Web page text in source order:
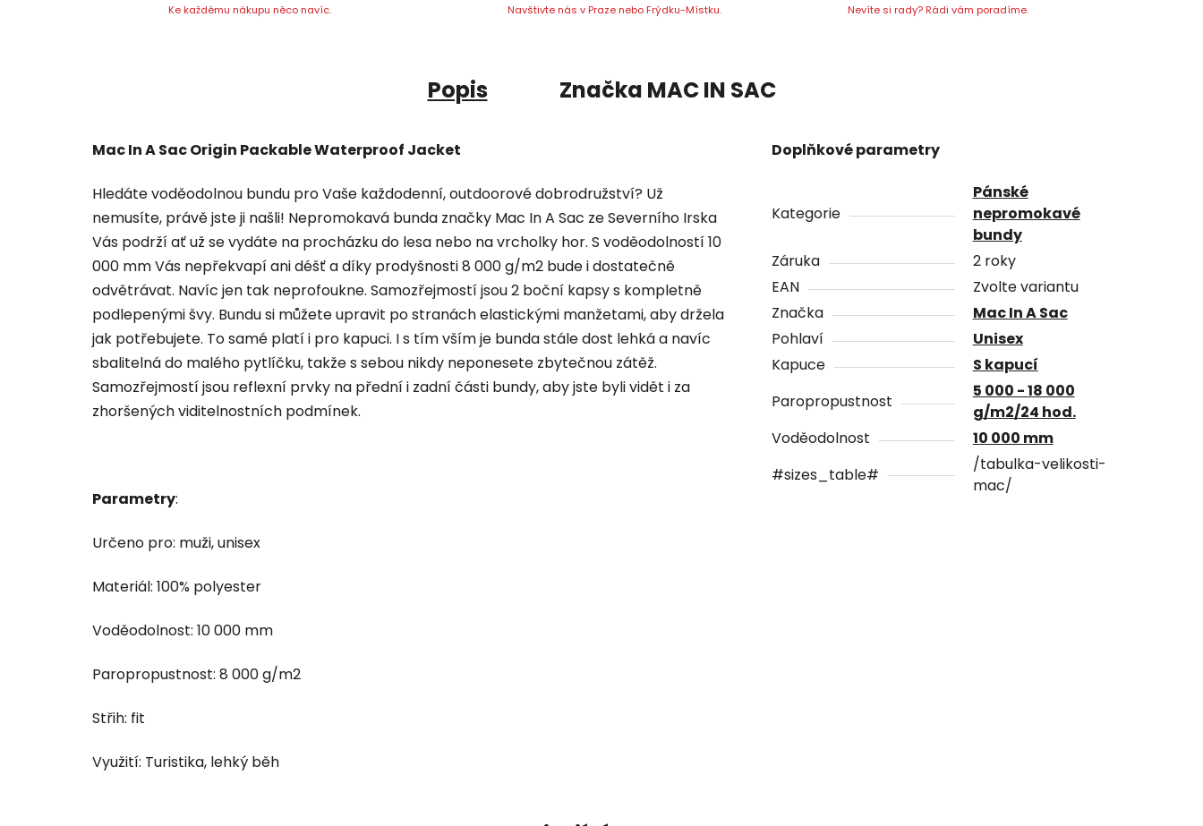
Ke každému nákupu něco navíc. Navštivte nás v Praze nebo Frýdku-Místku. Nevíte si rady? Rádi vám poradíme.
Popis Značka MAC IN SAC
Mac In A Sac Origin Packable Waterproof Jacket
Hledáte voděodolnou bundu pro Vaše každodenní, outdoorové dobrodružství? Už
nemusíte, právě jste ji našli! Nepromokavá bunda značky Mac In A Sac ze Severního Irska
Vás podrží ať už se vydáte na procházku do lesa nebo na vrcholky hor. S voděodolností 10
000 mm Vás nepřekvapí ani déšť a díky prodyšnosti 8 000 g/m2 bude i dostatečně
odvětrávat. Navíc jen tak neprofoukne. Samozřejmostí jsou 2 boční kapsy s kompletně
podlepenými švy. Bundu si můžete upravit po stranách elastickými manžetami, aby držela
jak potřebujete. To samé platí i pro kapuci. I s tím vším je bunda stále dost lehká a navíc
sbalitelná do malého pytlíčku, takže s sebou nikdy neponesete zbytečnou zátěž.
Samozřejmostí jsou reflexní prvky na přední i zadní části bundy, aby jste byli vidět i za
zhoršených viditelnostních podmínek.
Parametry:
Určeno pro: muži, unisex
Materiál: 100% polyester
Voděodolnost: 10 000 mm
Paropropustnost: 8 000 g/m2
Střih: fit
Využití: Turistika, lehký běh
Doplňkové parametry
Kategorie
Pánské
nepromokavé
bundy
Záruka
2 roky
EAN
Zvolte variantu
Značka
Mac In A Sac
Pohlaví
Unisex
Kapuce
S kapucí
Paropropustnost
5 000 - 18 000
g/m2/24 hod.
Voděodolnost
10 000 mm
#sizes_table#
/tabulka-velikosti-
mac/